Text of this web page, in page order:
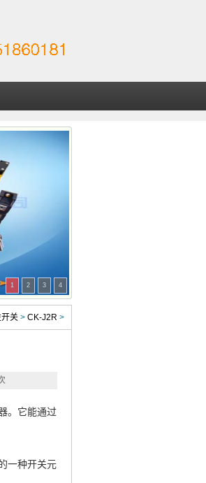
1 2 3 4
关 > CK-J2R >
。它能通过
一种开关元